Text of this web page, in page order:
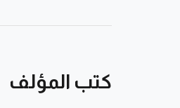
كتب المؤلف